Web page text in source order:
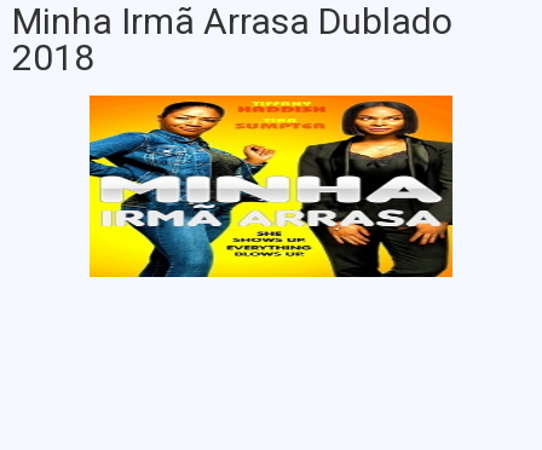
Minha Irmã Arrasa Dublado
2018